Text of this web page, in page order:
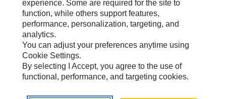
Site Haritası
Cookie Settings
Yasal
Gizlilik
experience. Some are required for the site to
function, while others support features,
performance, personalization, targeting, and
analytics.
You can adjust your preferences anytime using
Cookie Settings.
By selecting I Accept, you agree to the use of
functional, performance, and targeting cookies.